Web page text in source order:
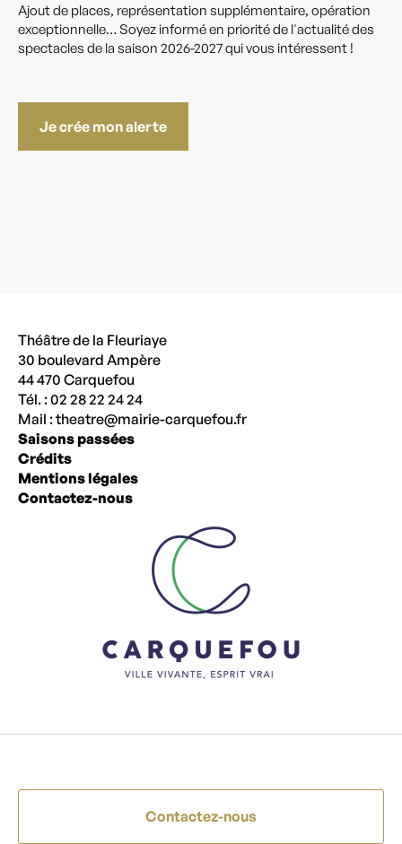
Ajout de places, représentation supplémentaire, opération
exceptionnelle… Soyez informé en priorité de l'actualité des
spectacles de la saison 2026-2027 qui vous intéressent !
Je crée mon alerte
Théâtre de la Fleuriaye
30 boulevard Ampère
44 470 Carquefou
Tél. : 02 28 22 24 24
Mail :theatre@mairie-carquefou.fr
Saisons passées
Crédits
Mentions légales
Contactez-nous
Contactez-nous